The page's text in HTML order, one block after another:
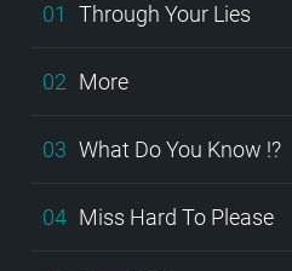
01 Through Your Lies
02 More
03 What Do You Know !?
04 Miss Hard To Please